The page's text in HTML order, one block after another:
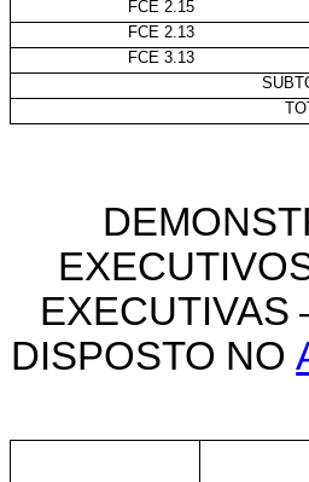
FCE 2.15
FCE 2.13
FCE 3.13
EXECUTIVAS
DISPOSTO NO